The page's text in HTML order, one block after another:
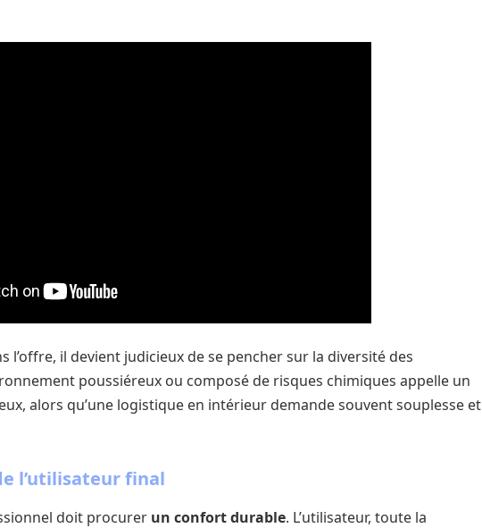
l’offre, il devient judicieux de se pencher sur la diversité des
poussiéreux ou composé de risques chimiques appelle un
alors qu’une logistique en intérieur demande souvent souplesse et
l’utilisateur final
doit procurer un confort durable. L’utilisateur, toute la